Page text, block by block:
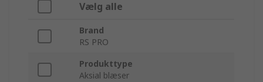
Vælg alle
Brand
RS PRO
Produkttype
Aksial blæser